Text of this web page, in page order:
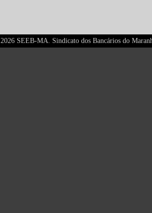
2026 SEEB-MA. Sindicato dos Bancários do